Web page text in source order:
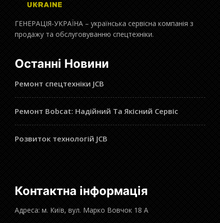
ГЕНЕРАЦІЯ-УКРАЇНА – українська сервісна компанія з
продажу та обслуговуванню спецтехніки.
Останні Новини
Ремонт спецтехніки JCB
Ремонт Bobcat: Надійний Та Якісний Сервіс
Розвиток технологій JCB
Контактна інформація
Адреса: м. Київ, вул. Марко Вовчок 18 А